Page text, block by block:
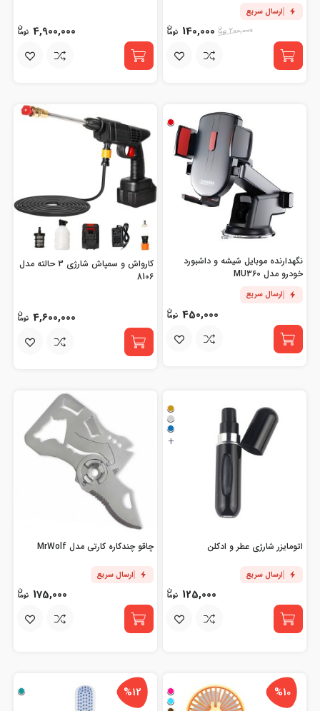
ارسال سریع
200,000
140,000
4,900,000
نگهدارنده موبایل شیشه و داشبورد
خودرو مدل MU360
ارسال سریع
450,000
کارواش و سمپاش شارژی 3 حالته مدل
8106
4,600,000
+
اتومایزر شارژی عطر و ادکلن
ارسال سریع
125,000
چاقو چندکاره کارتی مدل MrWolf
ارسال سریع
175,000
%10
%12